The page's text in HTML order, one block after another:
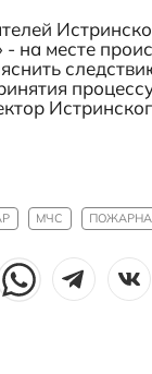
- на месте
МЧС